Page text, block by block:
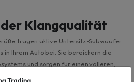
der Klangqualität
tragen aktive Untersitz-Subwoofer
in Ihrem Auto bei. Sie bereichern die
und sorgen für einen volleren,
der Musik hervorhebt. Ganz gleich,